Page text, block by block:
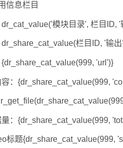
信息栏目
模块目录', 栏目ID, '
栏目ID, '输
'url')}
：{dr_share_cat_value(999,
：{dr_share_cat_value(999,
标题{dr_share_cat_value(999,